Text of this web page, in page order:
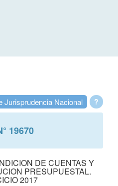
?
Jurisprudencia Nacional
19670
DE CUENTAS Y
PRESUPUESTAL.
2017